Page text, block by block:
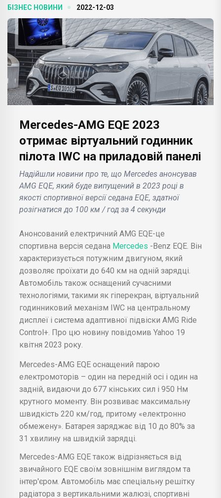
БІЗНЕС НОВИНИ 2022-12-03
Mercedes-AMG EQE 2023
отримає віртуальний годинник
пілота IWC на приладовій панелі
Надійшли новини про те, що Mercedes анонсував
AMG EQE, який буде випущений в 2023 році в
якості спортивної версії седана EQE, здатної
розігнатися до 100 км / год за 4 секунди
Анонсований електричний AMG EQE-це
спортивна версія седана Mercedes -Benz EQE. Він
характеризується потужним двигуном, який
дозволяє проїхати до 640 км на одній зарядці.
Автомобіль також оснащений сучасними
технологіями, такими як гіперекран, віртуальний
годинниковий механізм IWC на центральному
дисплеї і система адаптивної підвіски AMG Ride
Control+. Про цю новину повідомив Yahoo 19
квітня 2023 року.
Mercedes-AMG EQE оснащений парою
електромоторів – один на передній осі і один на
задній, видаючи до 677 кінських сил і 950 Нм
крутного моменту. Він розвиває максимальну
швидкість 220 км/год, притому «електронно
обмежену». Батарея заряджає від 10 до 80% за
31 хвилину на швидкій зарядці.
Mercedes-AMG EQE також відрізняється від
звичайного EQE своїм зовнішнім виглядом та
інтер'єром. Автомобіль має спеціальну решітку
радіатора з вертикальними жалюзі, спортивні